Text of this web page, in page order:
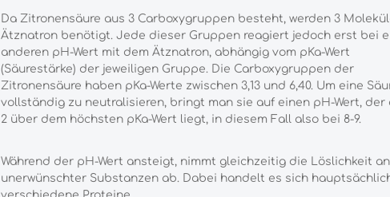
Da Zitronensäure aus 3 Carboxygruppen besteht, werden 3
Ätznatron benötigt. Jede dieser Gruppen reagiert jedoch erst bei
anderen pH-Wert mit dem Ätznatron, abhängig vom pKa-Wert
(Säurestärke) der jeweiligen Gruppe. Die Carboxygruppen der
Zitronensäure haben pKa-Werte zwischen 3,13 und 6,40. Um eine
vollständig zu neutralisieren, bringt man sie auf einen pH-Wert, der
2 über dem höchsten pKa-Wert liegt, in diesem Fall also bei 8-9.
Während der pH-Wert ansteigt, nimmt gleichzeitig die Löslichkeit
unerwünschter Substanzen ab. Dabei handelt es sich